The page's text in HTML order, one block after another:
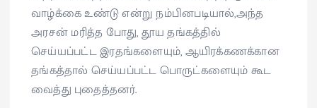
வாழ்க்கை உண்டு என்று நம்பினபடியால்,அந்த
அரசன் மரித்த போது, தூய தங்கத்தில்
செய்யப்பட்ட இரதங்களையும், ஆயிரக்கணக்கான
தங்கத்தால் செய்யப்பட்ட பொருட்களையும் கூட
வைத்து புதைத்தனர்.